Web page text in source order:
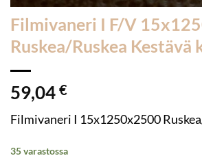
Filmivaneri I F/V
Ruskea/Ruskea Kestävä
59,04 €
Filmivaneri I 15x1250x2500
35 varastossa